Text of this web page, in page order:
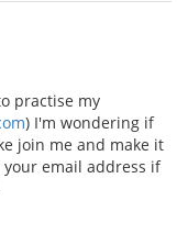
practise my
) I'm wondering if
join me and make it
your email address if